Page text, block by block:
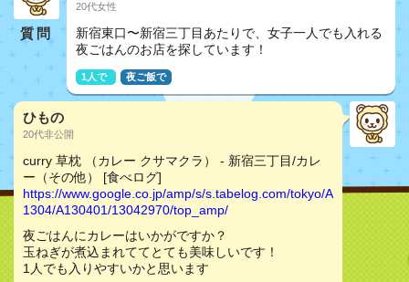
質問
20代女性
新宿東口〜新宿三丁目あたりで、女子一人でも入れる
夜ごはんのお店を探しています！
1人で 夜ご飯で
ひもの
20代非公開
curry 草枕 （カレー クサマクラ） - 新宿三丁目/カレ
ー（その他） [食べログ]
https://www.google.co.jp/amp/s/s.tabelog.com/tokyo/A
1304/A130401/13042970/top_amp/
夜ごはんにカレーはいかがですか？
玉ねぎが煮込まれててとても美味しいです！
1人でも入りやすいかと思います